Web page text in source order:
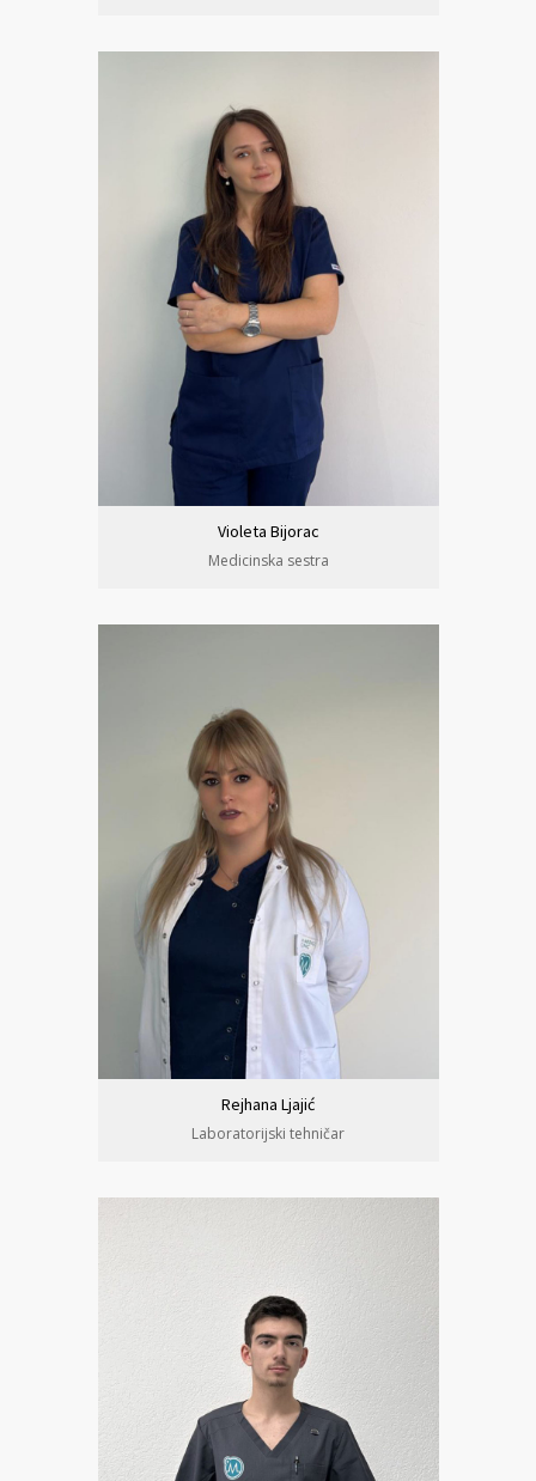
Violeta Bijorac
Medicinska sestra
Rejhana Ljajić
Laboratorijski tehničar